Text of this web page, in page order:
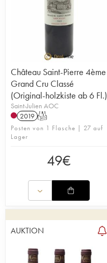
Château Saint-Pierre 4ème
Grand Cru Classé
(Original-holzkiste ab 6 Fl.)
Saint-Julien AOC
2019 T
Posten von 1 Flasche | 27 auf
Lager
49€
AUKTION